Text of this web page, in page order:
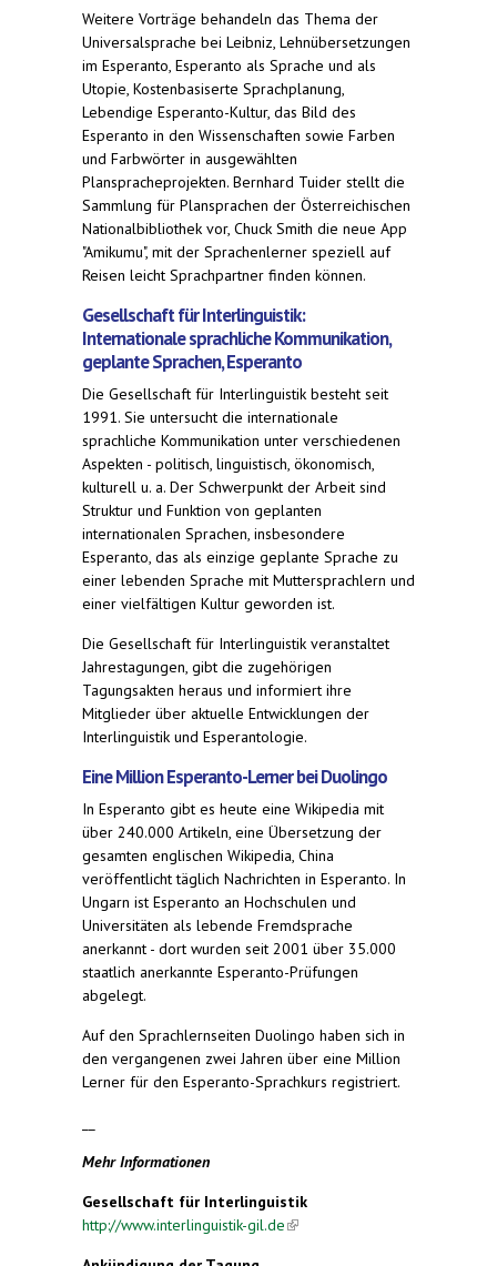
Weitere Vorträge behandeln das Thema der
Universalsprache bei Leibniz, Lehnübersetzungen
im Esperanto, Esperanto als Sprache und als
Utopie, Kostenbasiserte Sprachplanung,
Lebendige Esperanto-Kultur, das Bild des
Esperanto in den Wissenschaften sowie Farben
und Farbwörter in ausgewählten
Planspracheprojekten. Bernhard Tuider stellt die
Sammlung für Plansprachen der Österreichischen
Nationalbibliothek vor, Chuck Smith die neue App
"Amikumu", mit der Sprachenlerner speziell auf
Reisen leicht Sprachpartner finden können.
Gesellschaft für Interlinguistik:
Internationale sprachliche Kommunikation,
geplante Sprachen, Esperanto
Die Gesellschaft für Interlinguistik besteht seit
1991. Sie untersucht die internationale
sprachliche Kommunikation unter verschiedenen
Aspekten - politisch, linguistisch, ökonomisch,
kulturell u. a. Der Schwerpunkt der Arbeit sind
Struktur und Funktion von geplanten
internationalen Sprachen, insbesondere
Esperanto, das als einzige geplante Sprache zu
einer lebenden Sprache mit Muttersprachlern und
einer vielfältigen Kultur geworden ist.
Die Gesellschaft für Interlinguistik veranstaltet
Jahrestagungen, gibt die zugehörigen
Tagungsakten heraus und informiert ihre
Mitglieder über aktuelle Entwicklungen der
Interlinguistik und Esperantologie.
Eine Million Esperanto-Lerner bei Duolingo
In Esperanto gibt es heute eine Wikipedia mit
über 240.000 Artikeln, eine Übersetzung der
gesamten englischen Wikipedia, China
veröffentlicht täglich Nachrichten in Esperanto. In
Ungarn ist Esperanto an Hochschulen und
Universitäten als lebende Fremdsprache
anerkannt - dort wurden seit 2001 über 35.000
staatlich anerkannte Esperanto-Prüfungen
abgelegt.
Auf den Sprachlernseiten Duolingo haben sich in
den vergangenen zwei Jahren über eine Million
Lerner für den Esperanto-Sprachkurs registriert.
Mehr Informationen
Gesellschaft für Interlinguistik
http://www.interlinguistik-gil.de(link is external)